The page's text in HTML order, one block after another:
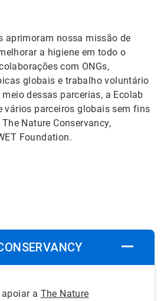
aprimoram nossa missão de
a higiene em todo o
com ONGs,
globais e trabalho voluntário
dessas parcerias, a Ecolab
vários parceiros globais sem fins
Nature Conservancy,
Foundation.
a The Nature